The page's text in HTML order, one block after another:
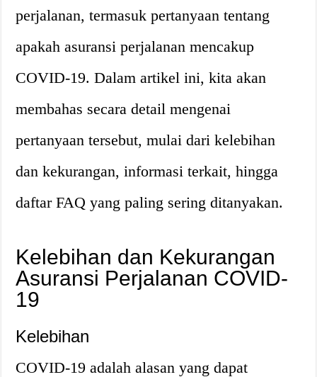
perjalanan, termasuk pertanyaan tentang
apakah asuransi perjalanan mencakup
COVID-19. Dalam artikel ini, kita akan
membahas secara detail mengenai
pertanyaan tersebut, mulai dari kelebihan
dan kekurangan, informasi terkait, hingga
daftar FAQ yang paling sering ditanyakan.
Kelebihan dan Kekurangan
Asuransi Perjalanan COVID-
19
Kelebihan
COVID-19 adalah alasan yang dapat